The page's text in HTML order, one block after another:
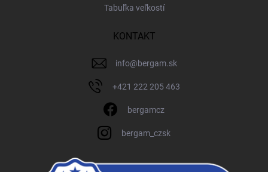
Tabuľka veľkostí
KONTAKT
info@bergam.sk
+421 222 205 463
bergamcz
bergam_czsk